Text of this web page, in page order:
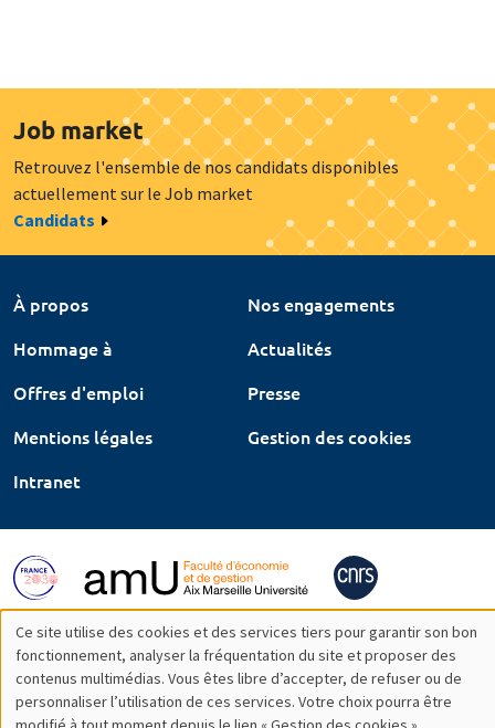
Job market
Retrouvez l'ensemble de nos candidats disponibles
actuellement sur le Job market
Candidats
À propos
Nos engagements
Hommage à
Actualités
Offres d'emploi
Presse
Mentions légales
Gestion des cookies
Intranet
Utilisation
des
Ce site utilise des cookies et des services tiers pour garantir son bon
fonctionnement, analyser la fréquentation du site et proposer des
contenus multimédias. Vous êtes libre d’accepter, de refuser ou de
personnaliser l’utilisation de ces services. Votre choix pourra être